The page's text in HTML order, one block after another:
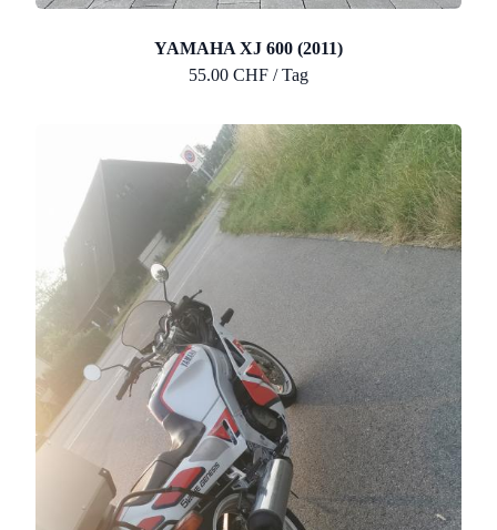
YAMAHA XJ 600 (2011)
55.00 CHF / Tag